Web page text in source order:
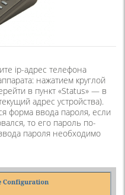
ip-адрес телефона
нажатием круглой
в пункт «Status» — в
адрес устройства).
форма ввода пароля, если
то его пароль по-
пароля необходимо